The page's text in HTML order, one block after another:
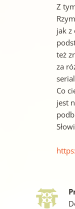
Z
jak z
też
za
Co
jest